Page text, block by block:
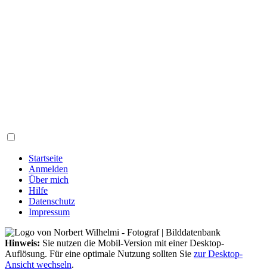
Startseite
Anmelden
Über mich
Hilfe
Datenschutz
Impressum
Hinweis: Sie nutzen die Mobil-Version mit einer Desktop-
Auflösung. Für eine optimale Nutzung sollten Sie zur Desktop-
Ansicht wechseln.